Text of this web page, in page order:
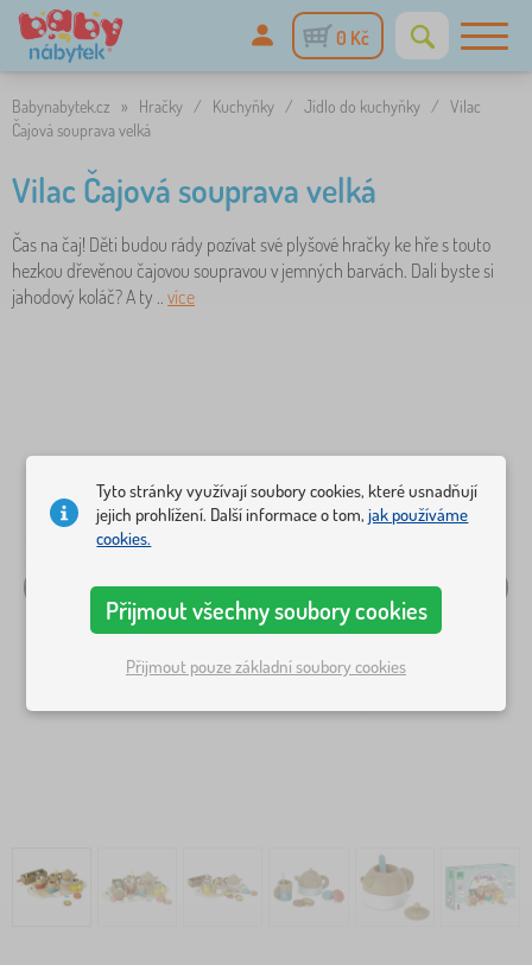
0 Kč
Babynabytek.cz » Hračky / Kuchyňky / Jídlo do kuchyňky / Vilac
Čajová souprava velká
Vilac Čajová souprava velká
Čas na čaj! Děti budou rády pozívat své plyšové hračky ke hře s touto
hezkou dřevěnou čajovou soupravou v jemných barvách. Dali byste si
jahodový koláč? A ty .. více
Tyto stránky využívají soubory cookies, které usnadňují
jejich prohlížení. Další informace o tom,jak používáme
cookies.
Přijmout všechny soubory cookies
Přijmout pouze základní soubory cookies